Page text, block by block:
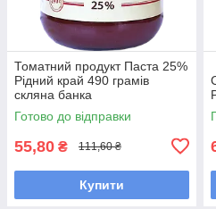
Томатний продукт Паста 25%
Рідний край 490 грамів
скляна банка
Готово до відправки
55,80 ₴ 111,60 ₴
Купити